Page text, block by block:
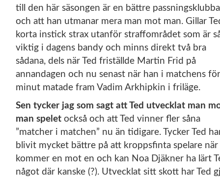
till den här säsongen är en bättre passningsklubba
och att han utmanar mera man mot man. Gillar
korta instick strax utanför straffområdet som är
viktig i dagens bandy och minns direkt två bra
sådana, dels när Ted friställde Martin Frid på
annandagen och nu senast när han i matchens
minut matade fram Vadim Arkhipkin i friläge.
Sen tycker jag som sagt att Ted utvecklat man
man spelet också och att Ted vinner fler såna
”matcher i matchen” nu än tidigare. Tycker Ted
blivit mycket bättre på att kroppsfinta spelare när
kommer en mot en och kan Noa Djäkner ha lärt
något där kanske (?). Utvecklat sitt skott har Ted